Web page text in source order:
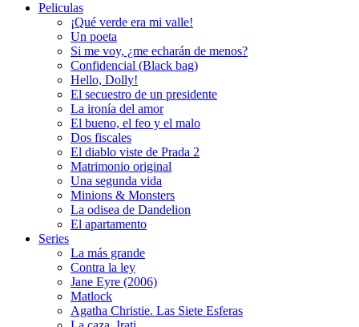
Peliculas
¡Qué verde era mi valle!
Un poeta
Si me voy, ¿me echarán de menos?
Confidencial (Black bag)
Hello, Dolly!
El secuestro de un presidente
La ironía del amor
El bueno, el feo y el malo
Dos fiscales
El diablo viste de Prada 2
Matrimonio original
Una segunda vida
Minions & Monsters
La odisea de Dandelion
El apartamento
Series
La más grande
Contra la ley
Jane Eyre (2006)
Matlock
Agatha Christie. Las Siete Esferas